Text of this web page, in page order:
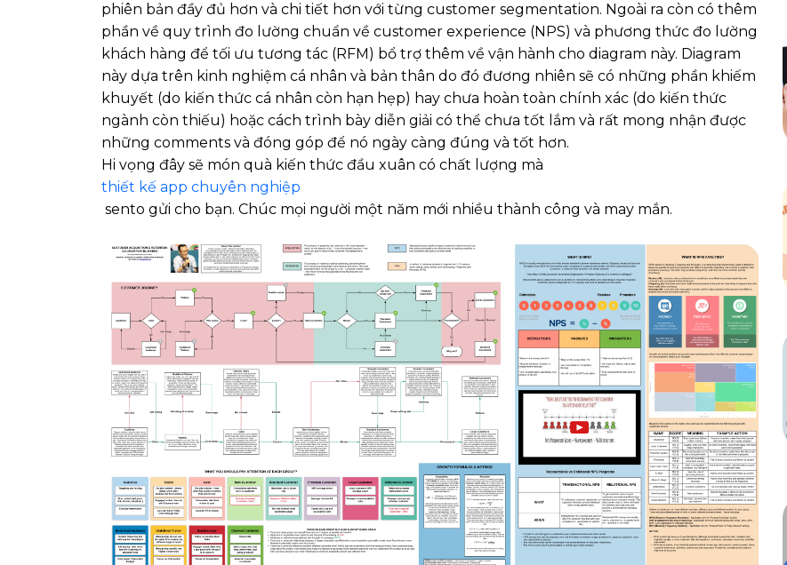
phiên bản đầy đủ hơn và chi tiết hơn với từng customer segmentation. Ngoài ra còn có thêm
phần về quy trình đo lường chuẩn về customer experience (NPS) và phương thức đo lường
khách hàng để tối ưu tương tác (RFM) bổ trợ thêm về vận hành cho diagram này. Diagram
này dựa trên kinh nghiệm cá nhân và bản thân do đó đương nhiên sẽ có những phần khiếm
khuyết (do kiến thức cá nhân còn hạn hẹp) hay chưa hoàn toàn chính xác (do kiến thức
ngành còn thiếu) hoặc cách trình bày diễn giải có thể chưa tốt lắm và rất mong nhận được
những comments và đóng góp để nó ngày càng đúng và tốt hơn.
Hi vọng đây sẽ món quà kiến thức đầu xuân có chất lượng mà
thiết kế app chuyên nghiệp
sento gửi cho bạn. Chúc mọi người một năm mới nhiều thành công và may mắn.